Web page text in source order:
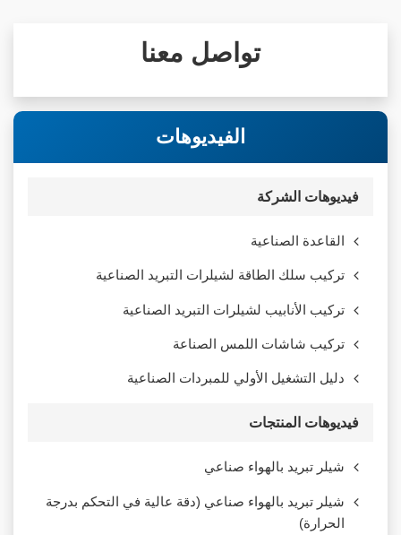
تواصل معنا
الفيديوهات
فيديوهات الشركة
القاعدة الصناعية
تركيب سلك الطاقة لشيلرات التبريد الصناعية
تركيب الأنابيب لشيلرات التبريد الصناعية
تركيب شاشات اللمس الصناعة
دليل التشغيل الأولي للمبردات الصناعية
فيديوهات المنتجات
شيلر تبريد بالهواء صناعي
شيلر تبريد بالهواء صناعي (دقة عالية في التحكم بدرجة
الحرارة)